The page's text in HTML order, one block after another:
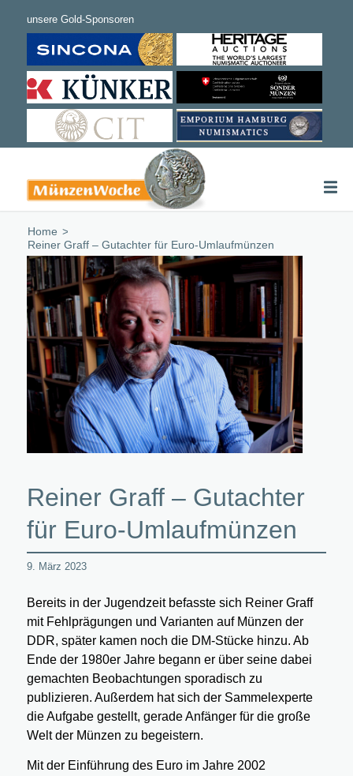
Home
Reiner Graff – Gutachter für Euro-Umlaufmünzen
Reiner Graff – Gutachter
für Euro-Umlaufmünzen
9. März 2023
Bereits in der Jugendzeit befasste sich Reiner Graff
mit Fehlprägungen und Varianten auf Münzen der
DDR, später kamen noch die DM-Stücke hinzu. Ab
Ende der 1980er Jahre begann er über seine dabei
gemachten Beobachtungen sporadisch zu
publizieren. Außerdem hat sich der Sammelexperte
die Aufgabe gestellt, gerade Anfänger für die große
Welt der Münzen zu begeistern.
Mit der Einführung des Euro im Jahre 2002